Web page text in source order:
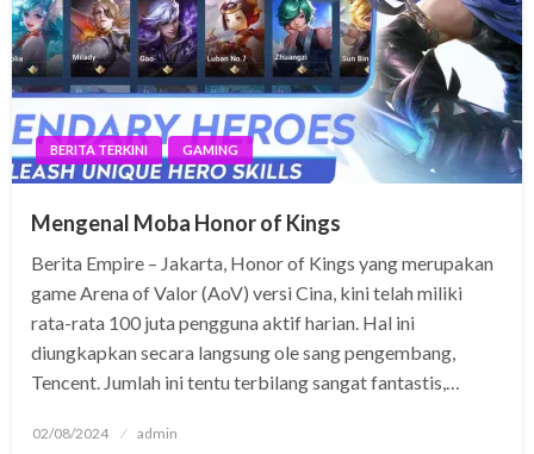
BERITA TERKINI GAMING
Mengenal Moba Honor of Kings
Berita Empire – Jakarta, Honor of Kings yang merupakan
game Arena of Valor (AoV) versi Cina, kini telah miliki
rata-rata 100 juta pengguna aktif harian. Hal ini
diungkapkan secara langsung ole sang pengembang,
Tencent. Jumlah ini tentu terbilang sangat fantastis,…
Posted
02/08/2024 admin